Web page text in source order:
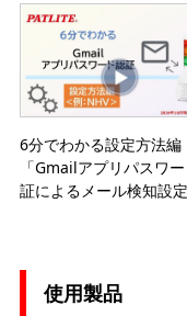
6分でわかる設定方法編
「Gmailアプリパスワ
証によるメール検知設定
使用製品